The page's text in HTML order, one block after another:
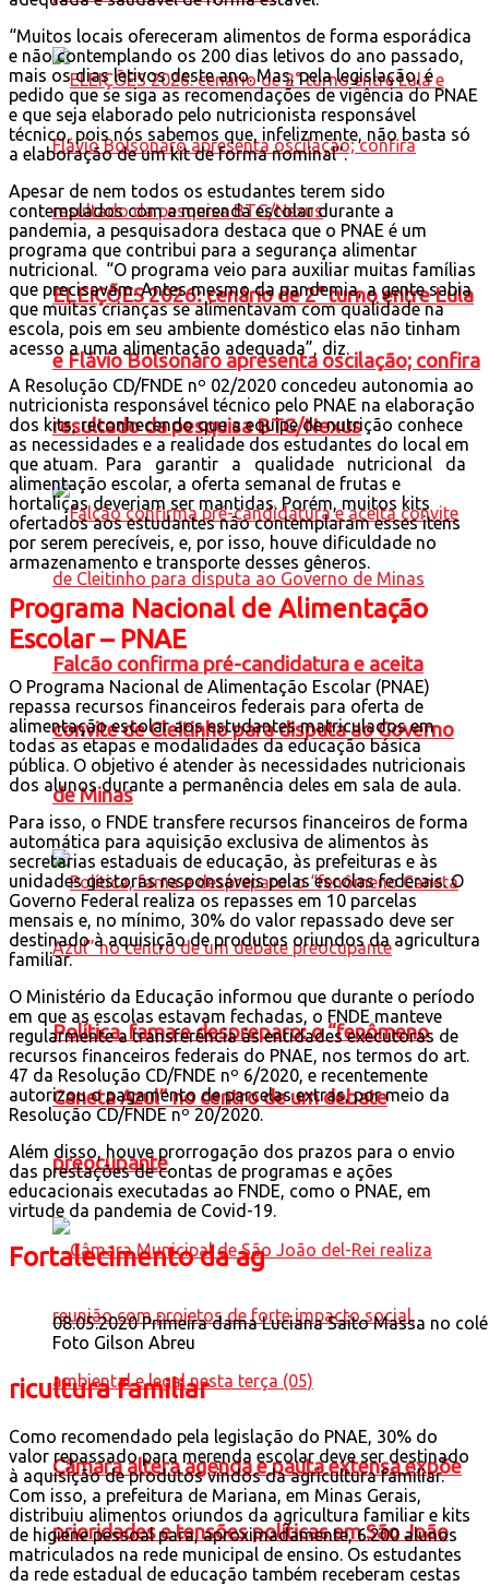
ELEIÇÕES 2026: cenário de 2° turno entre Lula
e Flávio Bolsonaro apresenta oscilação; confira
resultado da pesquisa BTG/Nexus
Falcão confirma pré-candidatura e aceita
convite de Cleitinho para disputa ao Governo
de Minas
Política, fama e despreparo: o “fenômeno
Caneta Azul” no centro de um debate
preocupante
Câmara altera agenda e pauta extensa expõe
prioridades e tensões políticas em São João
“Muitos locais ofereceram alimentos de forma esporádica
e não contemplando os 200 dias letivos do ano passado,
mais os dias letivos deste ano. Mas, pela legislação, é
pedido que se siga as recomendações de vigência do PNAE
e que seja elaborado pelo nutricionista responsável
técnico, pois nós sabemos que, infelizmente, não basta só
a elaboração de um kit de forma nominal”.
Apesar de nem todos os estudantes terem sido
contemplados com a merenda escolar durante a
pandemia, a pesquisadora destaca que o PNAE é um
programa que contribui para a segurança alimentar
nutricional. “O programa veio para auxiliar muitas famílias
que precisavam. Antes mesmo da pandemia, a gente sabia
que muitas crianças se alimentavam com qualidade na
escola, pois em seu ambiente doméstico elas não tinham
acesso a uma alimentação adequada”, diz.
A Resolução CD/FNDE nº 02/2020 concedeu autonomia ao
nutricionista responsável técnico pelo PNAE na elaboração
dos kits, reconhecendo que a equipe de nutrição conhece
as necessidades e a realidade dos estudantes do local em
que atuam. Para garantir a qualidade nutricional da
alimentação escolar, a oferta semanal de frutas e
hortaliças deveriam ser mantidas. Porém, muitos kits
ofertados aos estudantes não contemplaram esses itens
por serem perecíveis, e, por isso, houve dificuldade no
armazenamento e transporte desses gêneros.
Programa Nacional de Alimentação
Escolar – PNAE
O Programa Nacional de Alimentação Escolar (PNAE)
repassa recursos financeiros federais para oferta de
alimentação escolar aos estudantes matriculados em
todas as etapas e modalidades da educação básica
pública. O objetivo é atender às necessidades nutricionais
dos alunos durante a permanência deles em sala de aula.
Para isso, o FNDE transfere recursos financeiros de forma
automática para aquisição exclusiva de alimentos às
secretarias estaduais de educação, às prefeituras e às
unidades gestoras responsáveis pelas escolas federais. O
Governo Federal realiza os repasses em 10 parcelas
mensais e, no mínimo, 30% do valor repassado deve ser
destinado à aquisição de produtos oriundos da agricultura
familiar.
O Ministério da Educação informou que durante o período
em que as escolas estavam fechadas, o FNDE manteve
regularmente a transferência às entidades executoras de
recursos financeiros federais do PNAE, nos termos do art.
47 da Resolução CD/FNDE nº 6/2020, e recentemente
autorizou o pagamento de parcelas extras, por meio da
Resolução CD/FNDE nº 20/2020.
Além disso, houve prorrogação dos prazos para o envio
das prestações de contas de programas e ações
educacionais executadas ao FNDE, como o PNAE, em
virtude da pandemia de Covid-19.
Fortalecimento da ag
08.05.2020 Primeira dama Luciana Saito Massa no
Foto Gilson Abreu
ricultura familiar
Como recomendado pela legislação do PNAE, 30% do
valor repassado para merenda escolar deve ser destinado
à aquisição de produtos vindos da agricultura familiar.
Com isso, a prefeitura de Mariana, em Minas Gerais,
distribuiu alimentos oriundos da agricultura familiar e kits
de higiene pessoal para, aproximadamente, 6.200 alunos
matriculados na rede municipal de ensino. Os estudantes
da rede estadual de educação também receberam cestas